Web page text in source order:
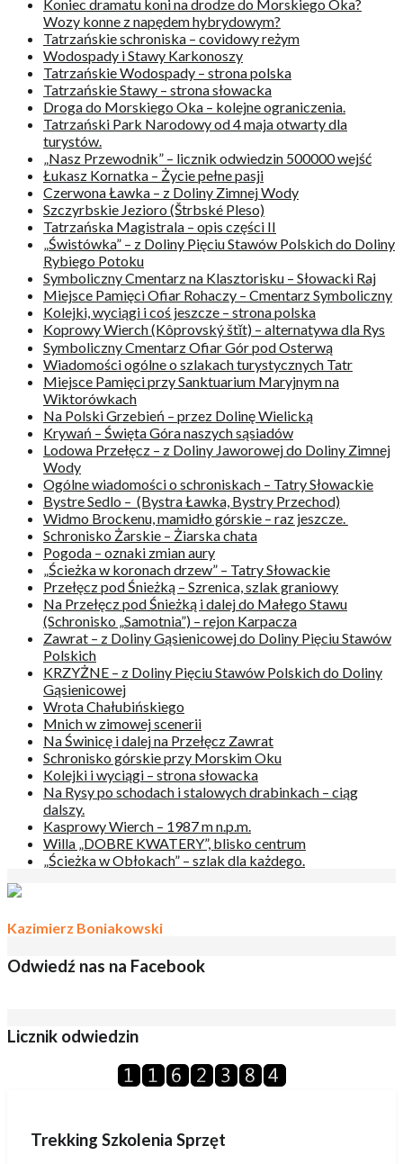
Koniec dramatu koni na drodze do Morskiego Oka?
Wozy konne z napędem hybrydowym?
Tatrzańskie schroniska – covidowy reżym
Wodospady i Stawy Karkonoszy
Tatrzańskie Wodospady – strona polska
Tatrzańskie Stawy – strona słowacka
Droga do Morskiego Oka – kolejne ograniczenia.
Tatrzański Park Narodowy od 4 maja otwarty dla
turystów.
„Nasz Przewodnik” – licznik odwiedzin 500000 wejść
Łukasz Kornatka – Życie pełne pasji
Czerwona Ławka – z Doliny Zimnej Wody
Szczyrbskie Jezioro (Štrbské Pleso)
Tatrzańska Magistrala – opis części II
„Świstówka” – z Doliny Pięciu Stawów Polskich do Doliny
Rybiego Potoku
Symboliczny Cmentarz na Klasztorisku – Słowacki Raj
Miejsce Pamięci Ofiar Rohaczy – Cmentarz Symboliczny
Kolejki, wyciągi i coś jeszcze – strona polska
Koprowy Wierch (Kôprovský štǐt) – alternatywa dla Rys
Symboliczny Cmentarz Ofiar Gór pod Osterwą
Wiadomości ogólne o szlakach turystycznych Tatr
Miejsce Pamięci przy Sanktuarium Maryjnym na
Wiktorówkach
Na Polski Grzebień – przez Dolinę Wielicką
Krywań – Święta Góra naszych sąsiadów
Lodowa Przełęcz – z Doliny Jaworowej do Doliny Zimnej
Wody
Ogólne wiadomości o schroniskach – Tatry Słowackie
Bystre Sedlo – (Bystra Ławka, Bystry Przechod)
Widmo Brockenu, mamidło górskie – raz jeszcze.
Schronisko Żarskie – Żiarska chata
Pogoda – oznaki zmian aury
„Ścieżka w koronach drzew” – Tatry Słowackie
Przełęcz pod Śnieżką – Szrenica, szlak graniowy
Na Przełęcz pod Śnieżką i dalej do Małego Stawu
(Schronisko „Samotnia”) – rejon Karpacza
Zawrat – z Doliny Gąsienicowej do Doliny Pięciu Stawów
Polskich
KRZYŻNE – z Doliny Pięciu Stawów Polskich do Doliny
Gąsienicowej
Wrota Chałubińskiego
Mnich w zimowej scenerii
Na Świnicę i dalej na Przełęcz Zawrat
Schronisko górskie przy Morskim Oku
Kolejki i wyciągi – strona słowacka
Na Rysy po schodach i stalowych drabinkach – ciąg
dalszy.
Kasprowy Wierch – 1987 m n.p.m.
Willa „DOBRE KWATERY”, blisko centrum
„Ścieżka w Obłokach” – szlak dla każdego.
Kazimierz Boniakowski
Odwiedź nas na Facebook
Licznik odwiedzin
Trekking Szkolenia Sprzęt